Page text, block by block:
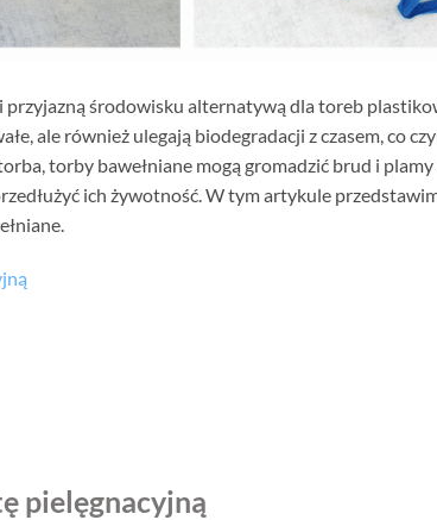
przyjazną środowisku alternatywą dla toreb
ale również ulegają biodegradacji z czasem, co
torby bawełniane mogą gromadzić brud i plamy
ich żywotność. W tym artykule
pielęgnacyjną